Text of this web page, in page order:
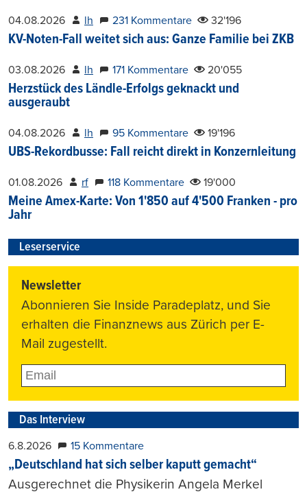
04.08.2026 lh 231 Kommentare 32'196
KV-Noten-Fall weitet sich aus: Ganze Familie bei ZKB
03.08.2026 lh 171 Kommentare 20'055
Herzstück des Ländle-Erfolgs geknackt und
ausgeraubt
04.08.2026 lh 95 Kommentare 19'196
UBS-Rekordbusse: Fall reicht direkt in Konzernleitung
01.08.2026 rf 118 Kommentare 19'000
Meine Amex-Karte: Von 1'850 auf 4'500 Franken - pro
Jahr
Leserservice
Newsletter
Abonnieren Sie Inside Paradeplatz, und Sie
erhalten die Finanznews aus Zürich per E-
Mail zugestellt.
Das Interview
6.8.2026 15 Kommentare
„Deutschland hat sich selber kaputt gemacht“
Ausgerechnet die Physikerin Angela Merkel